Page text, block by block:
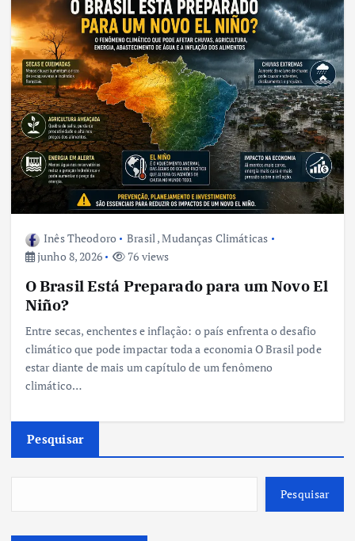
Inês Theodoro Brasil,Mudanças Climáticas
junho 8, 2026
76 views
O Brasil Está Preparado para um Novo El
Niño?
Entre secas, enchentes e inflação: o país enfrenta o desafio
climático que pode impactar toda a economia O Brasil pode
estar diante de mais um capítulo de um fenômeno
climático…
Pesquisar
Pesquisar